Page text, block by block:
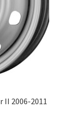
II 2006-2011